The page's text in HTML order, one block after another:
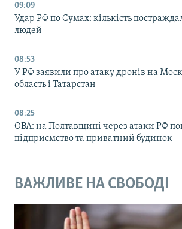
09:09
Удар РФ по Сумах: кількість
людей
08:53
У РФ заявили про атаку дронів на
область і Татарстан
08:25
ОВА: на Полтавщині через атаки РФ
підприємство та приватний будинок
ВАЖЛИВЕ НА СВОБОДІ